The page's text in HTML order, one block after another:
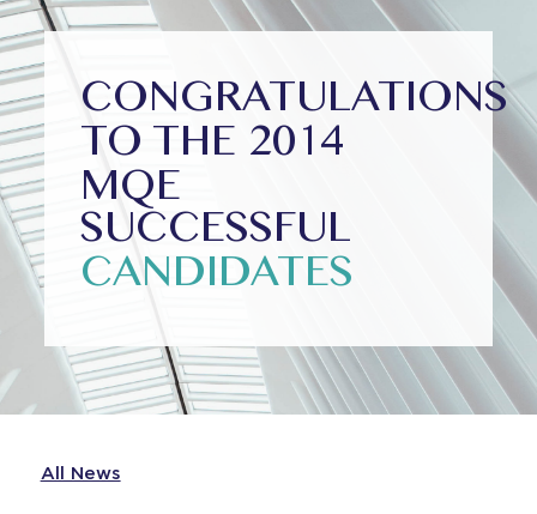
CONGRATULATIONS
TO THE 2014
MQE
SUCCESSFUL
CANDIDATES
All News